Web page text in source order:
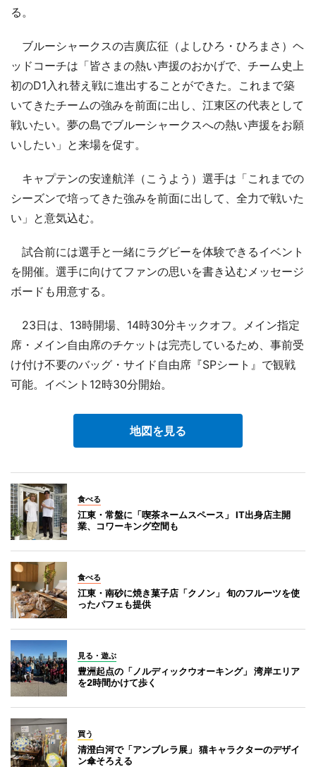
る。
ブルーシャークスの吉廣広征（よしひろ・ひろまさ）ヘ
ッドコーチは「皆さまの熱い声援のおかげで、チーム史上
初のD1入れ替え戦に進出することができた。これまで築
いてきたチームの強みを前面に出し、江東区の代表として
戦いたい。夢の島でブルーシャークスへの熱い声援をお願
いしたい」と来場を促す。
キャプテンの安達航洋（こうよう）選手は「これまでの
シーズンで培ってきた強みを前面に出して、全力で戦いた
い」と意気込む。
試合前には選手と一緒にラグビーを体験できるイベント
を開催。選手に向けてファンの思いを書き込むメッセージ
ボードも用意する。
23日は、13時開場、14時30分キックオフ。メイン指定
席・メイン自由席のチケットは完売しているため、事前受
け付け不要のバッグ・サイド自由席『SPシート』で観戦
可能。イベント12時30分開始。
地図を見る
食べる
江東・常盤に「喫茶ネームスペース」 IT出身店主開
業、コワーキング空間も
食べる
江東・南砂に焼き菓子店「クノン」 旬のフルーツを使
ったパフェも提供
見る・遊ぶ
豊洲起点の「ノルディックウオーキング」 湾岸エリア
を2時間かけて歩く
買う
清澄白河で「アンブレラ展」 猫キャラクターのデザイ
ン傘そろえる